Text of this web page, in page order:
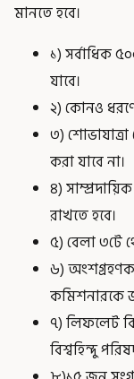
মানতে হবে।
১) সর্বাধিক
যাবে।
২) কোনও
৩)
করা যাবে না।
৪)
রাখতে হবে।
৫) বেলা ৩টে
৬)
কমিশনারকে
৭) লিফলেট
বিশ্বহিন্দু